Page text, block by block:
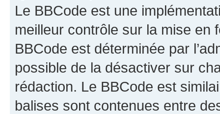
Le BBCode est une
meilleur contrôle sur la mise en
BBCode est déterminée par
possible de la désactiver sur
rédaction. Le BBCode est
balises sont contenues entre